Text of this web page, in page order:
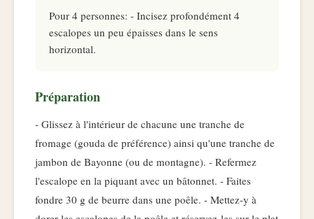
Pour 4 personnes: - Incisez profondément 4
escalopes un peu épaisses dans le sens
horizontal.
Préparation
- Glissez à l'intérieur de chacune une tranche de
fromage (gouda de préférence) ainsi qu'une tranche de
jambon de Bayonne (ou de montagne). - Refermez
l'escalope en la piquant avec un bâtonnet. - Faites
fondre 30 g de beurre dans une poêle. - Mettez-y à